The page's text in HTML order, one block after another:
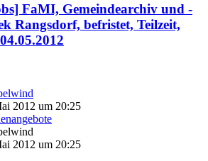
FaMI, Gemeindearchiv und -
Rangsdorf, befristet, Teilzeit,
2012 um 20:25
2012 um 20:25